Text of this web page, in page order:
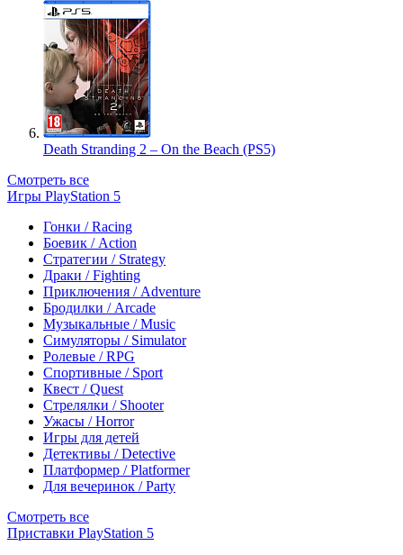
Death Stranding 2 – On the Beach (PS5)
Смотреть все
Игры PlayStation 5
Гонки / Racing
Боевик / Action
Стратегии / Strategy
Драки / Fighting
Приключения / Adventure
Бродилки / Arcade
Музыкальные / Music
Симуляторы / Simulator
Ролевые / RPG
Спортивные / Sport
Квест / Quest
Стрелялки / Shooter
Ужасы / Horror
Игры для детей
Детективы / Detective
Платформер / Platformer
Для вечеринок / Party
Смотреть все
Приставки PlayStation 5